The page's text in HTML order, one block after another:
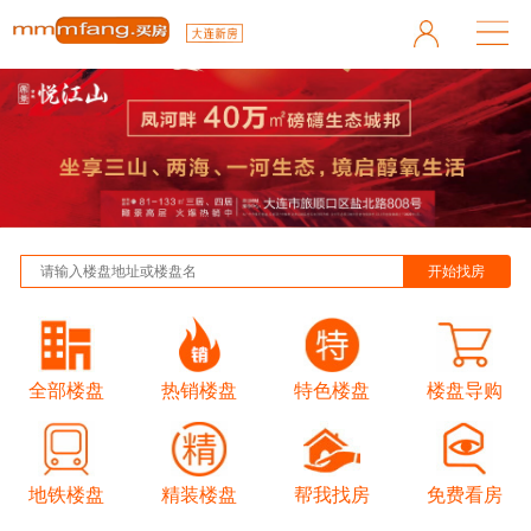
全部楼盘 热销楼盘 特色楼盘 楼盘导购
地铁楼盘 精装楼盘 帮我找房 免费看房